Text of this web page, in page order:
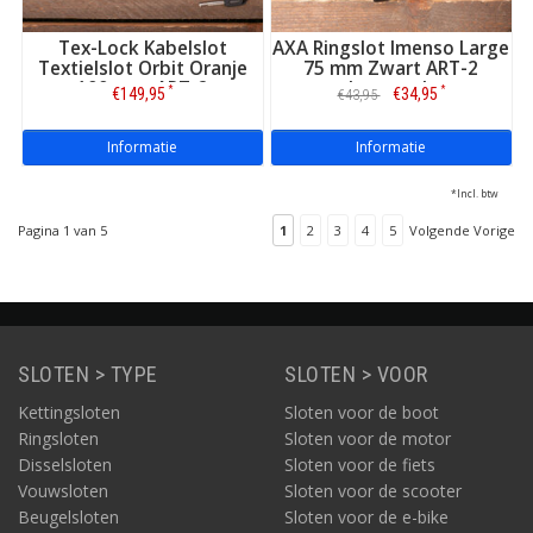
2Gebruik een extra slot
Niet één slot, maar twee sloten. Twee verschillende soorten
sloten ook. Dat is het devies. Want dit levert dieven veel extra
werk op. En daar beginnen ze in de regel niet aan. Twee sloten
Tex-Lock Kabelslot
Textielslot Orbit Oranje
100 cm - ART-2
€149,95 *
Informatie
AXA Ringslot Imenso Large
75 mm Zwart ART-2
keurmerk
€43,95 €34,95 *
Informatie
*Incl. btw
Pagina 1 van 5 1 2 3 4 5 Volgende Vorige
SLOTEN > TYPE
Kettingsloten
Ringsloten
Disselsloten
Vouwsloten
Beugelsloten
SLOTEN > VOOR
Sloten voor de boot
Sloten voor de motor
Sloten voor de fiets
Sloten voor de scooter
Sloten voor de e-bike